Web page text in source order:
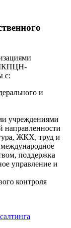
МКПЦН-
с:
и
учреждениями
направленности
ЖКХ, труд и
международное
поддержка
управление и
контроля